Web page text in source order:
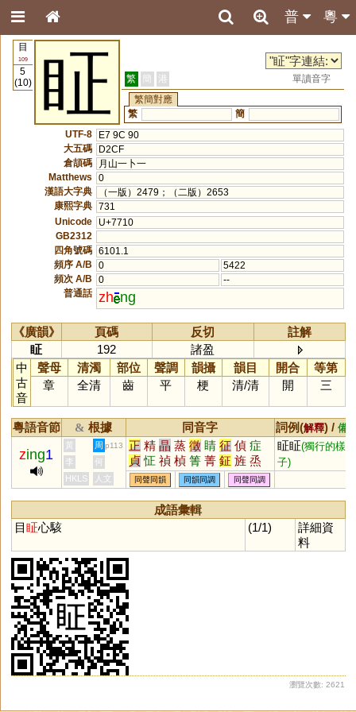
粵
普
目
109
5
(10)
眐 繁 簡 港
單讀音字
繁簡對應
繁
簡
UTF-8
E7 9C 90
大五碼
D2CF
倉頡碼
月山一卜一
Matthews
0
漢語大字典
（一版）2479；（二版）2653
康熙字典 731
Unicode
U+7710
GB2312
四角號碼 6101.1
頻序 A/B
0
5422
頻次 A/B
0
--
普通話 zh ng
《廣韻》 頁碼 反切
註解
眐
192
諸盈
中
古
音
聲母 清濁 部位 聲調 韻攝 韻目 開合
等第
章
全清 齒 平 梗 清/清 開 三
粵語音節 & 根據 同音字 詞例(解釋) / 備
zing1
黃 周 p113 正 精 晶 蒸 徵 睛 征 偵 症
貞 怔 禎 楨 箐 菁 鉦 旌 烝
湞 鯖 赬 鶄 篜 聇 炡 脀 媜
姃 寊 遉 旍 癥 鼱
眐眐(獨行的樣
子)
李
何
HKLS
人文 同聲同韻 同韻同調 同聲同調
成語彙輯
目眐心駭 (1/1)
詳細資
料
瀏覽次數: 2621